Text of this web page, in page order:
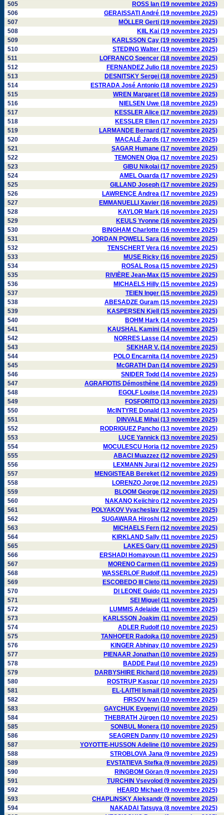
505
ROSS Ian (19 novembre 2025)
506
GERAISSATI André (19 novembre 2025)
507
MÖLLER Gerti (19 novembre 2025)
508
KIIL Kai (19 novembre 2025)
509
KARLSSON Cay (19 novembre 2025)
510
STEDING Walter (19 novembre 2025)
511
LOFRANCO Spencer (18 novembre 2025)
512
FERNANDEZ Julio (18 novembre 2025)
513
DESNITSKY Sergei (18 novembre 2025)
514
ESTRADA José Antonio (18 novembre 2025)
515
WREN Margaret (18 novembre 2025)
516
NIELSEN Uwe (18 novembre 2025)
517
KESSLER Alice (17 novembre 2025)
518
KESSLER Ellen (17 novembre 2025)
519
LARMANDE Bernard (17 novembre 2025)
520
MACALÉ Jards (17 novembre 2025)
521
SAGAR Humane (17 novembre 2025)
522
TEMONEN Olga (17 novembre 2025)
523
GIBU Nikolai (17 novembre 2025)
524
AMEL Ouarda (17 novembre 2025)
525
GILLAND Joseph (17 novembre 2025)
526
LAWRENCE Andrea (17 novembre 2025)
527
EMMANUELLI Xavier (16 novembre 2025)
528
KAYLOR Mark (16 novembre 2025)
529
KEULS Yvonne (16 novembre 2025)
530
BINGHAM Charlotte (16 novembre 2025)
531
JORDAN POWELL Sara (16 novembre 2025)
532
TENSCHERT Vera (16 novembre 2025)
533
MUSE Ricky (16 novembre 2025)
534
ROSAL Rosa (15 novembre 2025)
535
RIVIÈRE Jean-Max (15 novembre 2025)
536
MICHAELS Hilly (15 novembre 2025)
537
TEIEN Inger (15 novembre 2025)
538
ABESADZE Guram (15 novembre 2025)
539
KASPERSEN Kjell (15 novembre 2025)
540
BOHM Hark (14 novembre 2025)
541
KAUSHAL Kamini (14 novembre 2025)
542
NORRES Lasse (14 novembre 2025)
543
SEKHAR V. (14 novembre 2025)
544
POLO Encarnita (14 novembre 2025)
545
McGRATH Dan (14 novembre 2025)
546
SNIDER Todd (14 novembre 2025)
547
AGRAFIOTIS Démosthène (14 novembre 2025)
548
EGOLF Louise (14 novembre 2025)
549
FOSFORITO (13 novembre 2025)
550
McINTYRE Donald (13 novembre 2025)
551
DINVALE Mihai (13 novembre 2025)
552
RODRIGUEZ Pancho (13 novembre 2025)
553
LUCE Yannick (13 novembre 2025)
554
MOCULESCU Horia (12 novembre 2025)
555
ABACI Muazzez (12 novembre 2025)
556
LEXMANN Juraj (12 novembre 2025)
557
MENGISTEAB Bereket (12 novembre 2025)
558
LORENZO Jorge (12 novembre 2025)
559
BLOOM George (12 novembre 2025)
560
NAKANO Keiichiro (12 novembre 2025)
561
POLYAKOV Vyacheslav (12 novembre 2025)
562
SUGAWARA Hiroshi (12 novembre 2025)
563
MICHAELS Fern (12 novembre 2025)
564
KIRKLAND Sally (11 novembre 2025)
565
LAKES Gary (11 novembre 2025)
566
ERSHADI Homayoun (11 novembre 2025)
567
MORENO Carmen (11 novembre 2025)
568
WASSERLOF Rudolf (11 novembre 2025)
569
ESCOBEDO III Cleto (11 novembre 2025)
570
DI LEONE Guido (11 novembre 2025)
571
SEI Miguel (11 novembre 2025)
572
LUMMIS Adelaide (11 novembre 2025)
573
KARLSSON Joakim (11 novembre 2025)
574
ADLER Rudolf (10 novembre 2025)
575
TANHOFER Radojka (10 novembre 2025)
576
KINGER Abhinay (10 novembre 2025)
577
PIENAAR Jonathan (10 novembre 2025)
578
BADDE Paul (10 novembre 2025)
579
DARBYSHIRE Richard (10 novembre 2025)
580
ROSTRUP Kaspar (10 novembre 2025)
581
EL-LAITHI Ismail (10 novembre 2025)
582
FIRSOV Ivan (10 novembre 2025)
583
GAYCHUK Evgenyi (10 novembre 2025)
584
THEBRATH Jürgen (10 novembre 2025)
585
SONBUL Monera (10 novembre 2025)
586
SEAGREN Danny (10 novembre 2025)
587
YOYOTTE-HUSSON Adeline (10 novembre 2025)
588
STROBLOVA Jana (9 novembre 2025)
589
EVSTATIEVA Stefka (9 novembre 2025)
590
RINGBOM Göran (9 novembre 2025)
591
TURCHIN Vsevolod (9 novembre 2025)
592
HEARD Michael (9 novembre 2025)
593
CHAPLINSKY Aleksandr (9 novembre 2025)
594
NAKADAI Tatsuya (8 novembre 2025)